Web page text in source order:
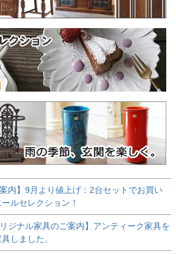
案内】9月より値上げ：2台セットでお買い
ルセレクション！
リジナル家具のご案内】アンティーク家具を
しました。